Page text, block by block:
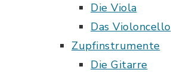
Die Viola
Das Violoncello
Zupfinstrumente
Die Gitarre